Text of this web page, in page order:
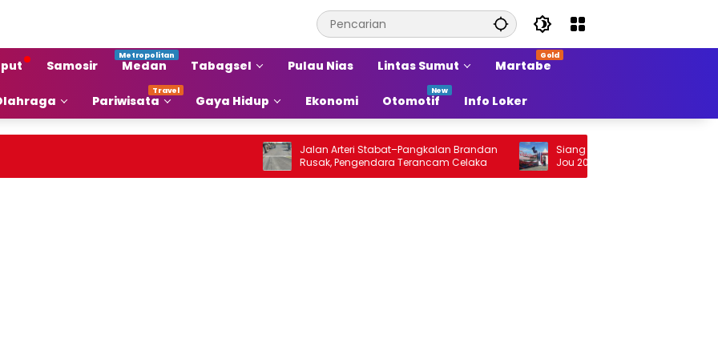
Samosir Medan Tabagsel Pulau Nias Lintas Sumut Martabe
Pariwisata Gaya Hidup Ekonomi Otomotif Info Loker
Jalan Arteri Stabat–Pangkalan Brandan
Rusak, Pengendara Terancam Celaka
Siang Ini Opening Festival Tao Toba Jou
Jou 2026 di Onan Baru Pangururan:
Malamnya Dihibur Marsada Band